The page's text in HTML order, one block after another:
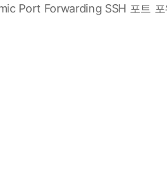
Port Forwarding SSH 포트